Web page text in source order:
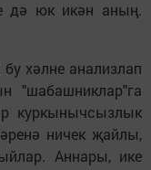
дә юк икән аның.
хәлне анализлап
"шабашниклар"га
куркынычсызлык
ничек җайлы,
Аннары, ике